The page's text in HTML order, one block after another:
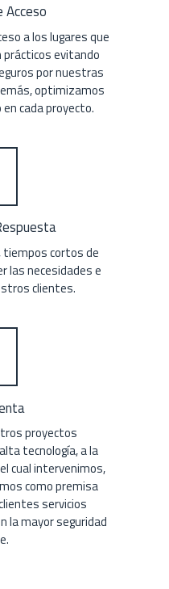
a los lugares que
evitando
por nuestras
optimizamos
cada proyecto.
tiempos cortos de
las necesidades e
clientes.
proyectos
tecnología, a la
cual intervenimos,
como premisa
servicios
la mayor seguridad